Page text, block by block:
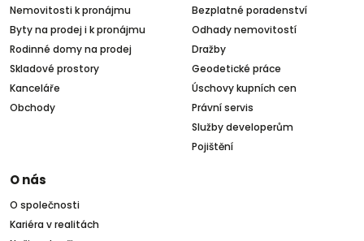
Nemovitosti k pronájmu
Byty na prodej i k pronájmu
Rodinné domy na prodej
Skladové prostory
Kanceláře
Obchody
Bezplatné poradenství
Odhady nemovitostí
Dražby
Geodetické práce
Úschovy kupních cen
Právní servis
Služby developerům
Pojištění
O nás
O společnosti
Kariéra v realitách